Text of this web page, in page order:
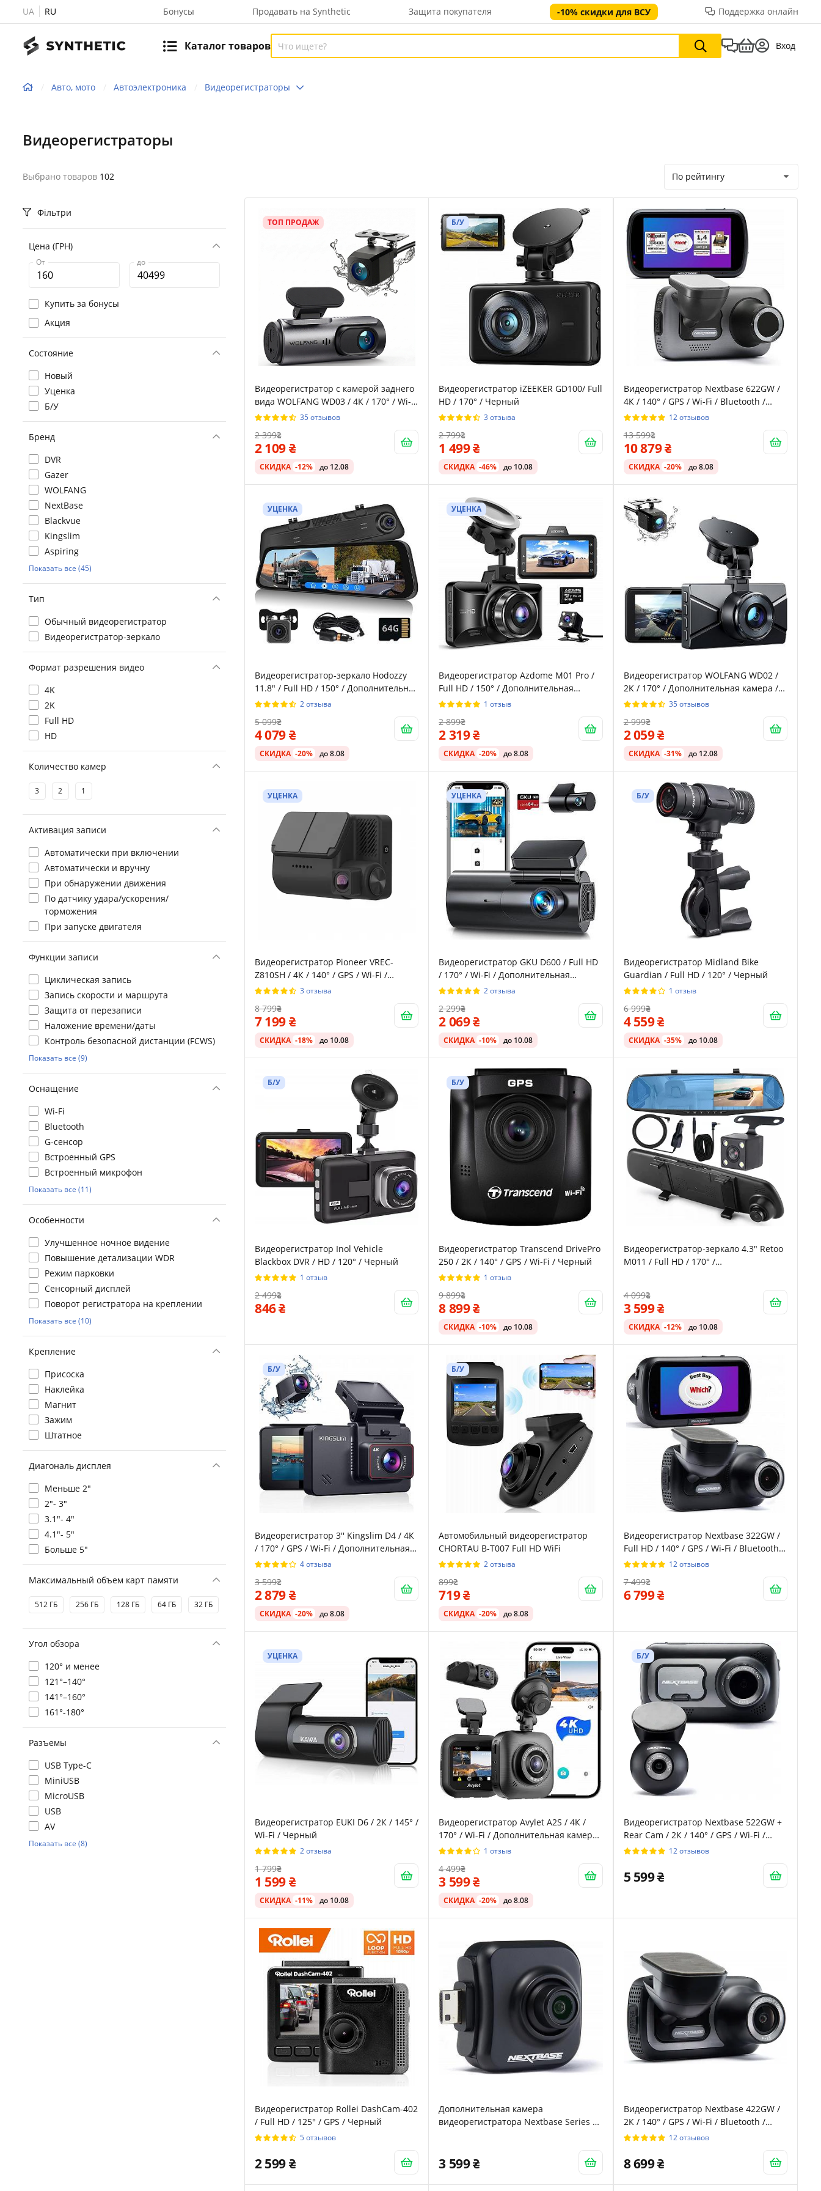
UA RU Бонусы Продавать на Synthetic Защита покупателя -10% скидки для ВСУ Поддержка онлайн
Каталог товаров Вход
Авто, мото Автоэлектроника Видеорегистраторы
Видеорегистраторы
Выбрано товаров 102 По рейтингу
Фільтри
Цена (ГРН)
От до
Купить за бонусы
Акция
Состояние
Новый
Уценка
Б/У
Бренд
DVR
Gazer
WOLFANG
NextBase
Blackvue
Kingslim
Aspiring
Показать все (45)
Тип
Обычный видеорегистратор
Видеорегистратор-зеркало
Формат разрешения видео
4K
2K
Full HD
HD
Количество камер
3 2 1
Активация записи
Автоматически при включении
Автоматически и вручну
При обнаружении движения
По датчику удара/ускорения/
торможения
При запуске двигателя
Функции записи
Циклическая запись
Запись скорости и маршрута
Защита от перезаписи
Наложение времени/даты
Контроль безопасной дистанции (FCWS)
Показать все (9)
Оснащение
Wi-Fi
Bluetooth
G-сенсор
Встроенный GPS
Встроенный микрофон
Показать все (11)
Особенности
Улучшенное ночное видение
Повышение детализации WDR
Режим парковки
Сенсорный дисплей
Поворот регистратора на креплении
Показать все (10)
Крепление
Присоска
Наклейка
Магнит
Зажим
Штатное
Диагональ дисплея
Меньше 2"
2"- 3"
3.1"- 4"
4.1"- 5"
Больше 5"
Максимальный объем карт памяти
512 ГБ 256 ГБ 128 ГБ 64 ГБ 32 ГБ
Угол обзора
120° и менее
121°–140°
141°–160°
161°-180°
Разъемы
USB Type-C
MiniUSB
MicroUSB
USB
AV
Показать все (8)
ТОП ПРОДАЖ
Видеорегистратор с камерой заднего
вида WOLFANG WD03 / 4К / 170° / Wi-Fi
/ Черный 35 отзывов
2 399
2 109
СКИДКА -12% до 12.08
Б/У
Видеорегистратор iZEEKER GD100/ Full
HD / 170° / Черный
3 отзыва
2 799
1 499
СКИДКА -46% до 10.08
Видеорегистратор Nextbase 622GW /
4К / 140° / GPS / Wi-Fi / Bluetooth /
Сенсорный дисплей / Черный
12 отзывов
13 599
10 879
СКИДКА -20% до 8.08
УЦЕНКА
Видеорегистратор-зеркало Hodozzy
11.8" / Full HD / 150° / Дополнительная
камера / Сенсорный дисплей /
2 отзыва
5 099
4 079
СКИДКА -20% до 8.08
УЦЕНКА
Видеорегистратор Azdome M01 Pro /
Full HD / 150° / Дополнительная
камера / Черный
1 отзыв
2 899
2 319
СКИДКА -20% до 8.08
Видеорегистратор WOLFANG WD02 /
2К / 170° / Дополнительная камера /
Черный
35 отзывов
2 999
2 059
СКИДКА -31% до 12.08
УЦЕНКА
Видеорегистратор Pioneer VREC-
Z810SH / 4К / 140° / GPS / Wi-Fi /
Черный
3 отзыва
8 799
7 199
СКИДКА -18% до 10.08
УЦЕНКА
Видеорегистратор GKU D600 / Full HD
/ 170° / Wi-Fi / Дополнительная
камера / Черный
2 отзыва
2 299
2 069
СКИДКА -10% до 10.08
Б/У
Видеорегистратор Midland Bike
Guardian / Full HD / 120° / Черный
1 отзыв
6 999
4 559
СКИДКА -35% до 10.08
Б/У
Видеорегистратор Inol Vehicle
Blackbox DVR / HD / 120° / Черный
1 отзыв
2 499
846
Б/У
Видеорегистратор Transcend DrivePro
250 / 2К / 140° / GPS / Wi-Fi / Черный
1 отзыв
9 899
8 899
СКИДКА -10% до 10.08
Видеорегистратор-зеркало 4.3" Retoo
M011 / Full HD / 170° /
4 099
3 599
СКИДКА -12% до 10.08
Б/У
Видеорегистратор 3'' Kingslim D4 / 4К
/ 170° / GPS / Wi-Fi / Дополнительная
камера / Сенсорный дисплей /
4 отзыва
3 599
2 879
СКИДКА -20% до 8.08
Б/У
Автомобильный видеорегистратор
CHORTAU B-T007 Full HD WiFi
2 отзыва
899
719
СКИДКА -20% до 8.08
Видеорегистратор Nextbase 322GW /
Full HD / 140° / GPS / Wi-Fi / Bluetooth /
Сенсорный дисплей / Черный
12 отзывов
7 499
6 799
УЦЕНКА
Видеорегистратор EUKI D6 / 2К / 145° /
Wi-Fi / Черный
2 отзыва
1 799
1 599
СКИДКА -11% до 10.08
Видеорегистратор Avylet A2S / 4К /
170° / Wi-Fi / Дополнительная камера
/ Черный 1 отзыв
4 499
3 599
СКИДКА -20% до 8.08
Б/У
Видеорегистратор Nextbase 522GW +
Rear Cam / 2К / 140° / GPS / Wi-Fi /
Bluetooth / Дополнительная камера /
12 отзывов
5 599
Видеорегистратор Rollei DashCam-402
/ Full HD / 125° / GPS / Черный
5 отзывов
2 599
Дополнительная камера
видеорегистратора Nextbase Series 2
3 599
Видеорегистратор Nextbase 422GW /
2К / 140° / GPS / Wi-Fi / Bluetooth /
Сенсорный дисплей / Черный
12 отзывов
8 699